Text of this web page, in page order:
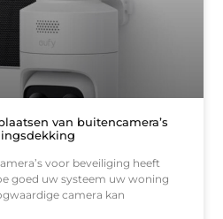
van buitencamera’s
voor beveiliging heeft
goed uw systeem uw woning
camera kan